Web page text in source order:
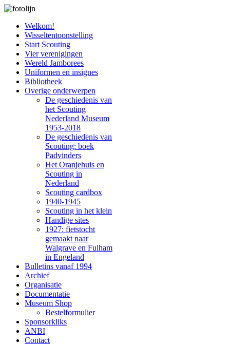
Welkom!
Wisseltentoonstelling
Start Scouting
Vier verenigingen
Wereld Jamborees
Uniformen en insignes
Bibliotheek
Overige onderwerpen
De geschiedenis van
het Scouting
Nederland Museum
1953-2018
De geschiedenis van
Scouting: boek
Padvinders
Het Oranjehuis en
Scouting in
Nederland
Scouting cardbox
1940-1945
Scouting in het klein
Handige sites
1927: fietstocht
gemaakt naar
Walgrave en Fulham
in Engeland
Bulletins vanaf 1994
Archief
Organisatie
Documentatie
Museum Shop
Bestelformulier
Sponsorkliks
ANBI
Contact